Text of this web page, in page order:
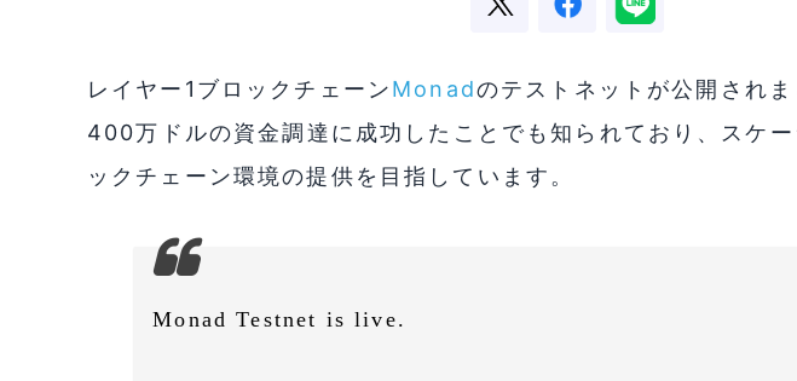
レイヤー1ブロックチェーンMonadのテストネットが公開され
400万ドルの資金調達に成功したことでも知られており、スケ
ックチェーン環境の提供を目指しています。
Monad Testnet is live.